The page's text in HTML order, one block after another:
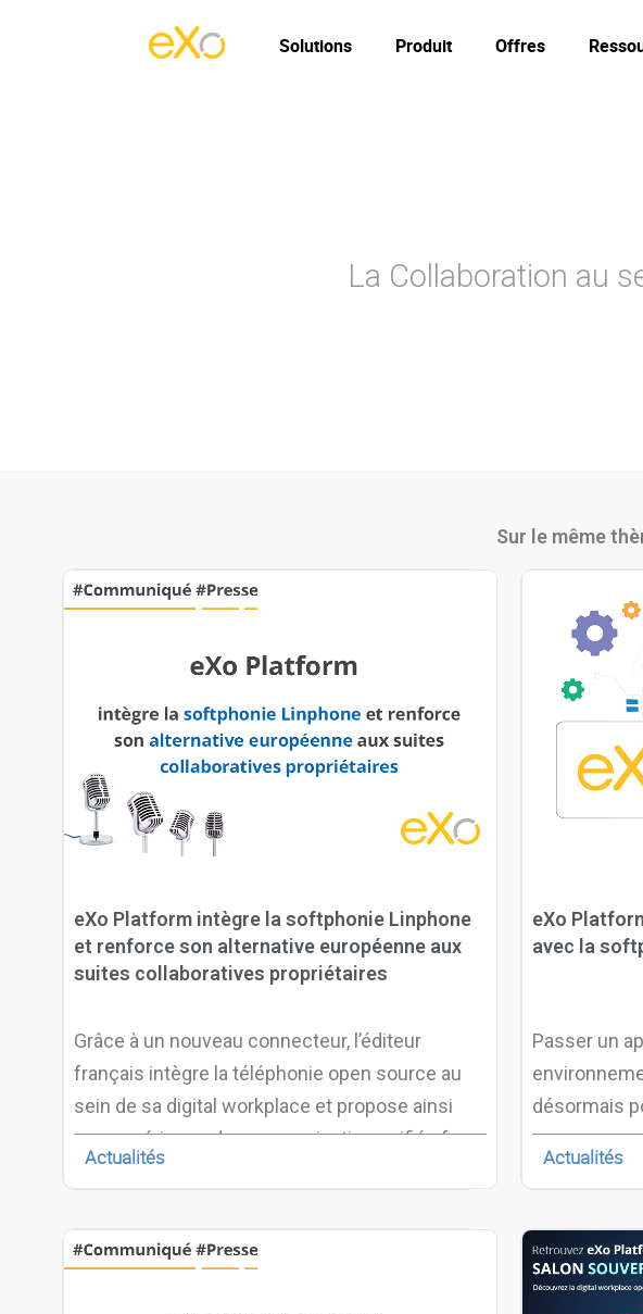
Solutions Produit Offres
La Collaboration au
Sur le même
eXo Platform intègre la softphonie Linphone
et renforce son alternative européenne aux
suites collaboratives propriétaires
Grâce à un nouveau connecteur, l’éditeur
français intègre la téléphonie open source au
sein de sa digital workplace et propose ainsi
une expérience de communication unifiée face
aux solutions propriétaires.
Actualités
eXo
avec la
Passer un
désormais
nouveau
Belledonne
directement
connecteur,
Actualités